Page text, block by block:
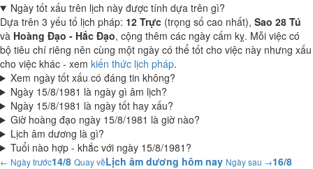
Ngày tốt xấu trên lịch này được tính dựa trên gì?
Dựa trên 3 yếu tố lịch pháp: 12 Trực (trọng số cao nhất), Sao 28 Tú
và Hoàng Đạo - Hắc Đạo, cộng thêm các ngày cấm kỵ. Mỗi việc có
bộ tiêu chí riêng nên cùng một ngày có thể tốt cho việc này nhưng xấu
cho việc khác - xem kiến thức lịch pháp.
Xem ngày tốt xấu có đáng tin không?
Ngày 15/8/1981 là ngày gì âm lịch?
Ngày 15/8/1981 là ngày tốt hay xấu?
Giờ hoàng đạo ngày 15/8/1981 là giờ nào?
Lịch âm dương là gì?
Tuổi nào hợp - khắc với ngày 15/8/1981?
← Ngày trước14/8 Quay vềLịch âm dương hôm nay Ngày sau →16/8